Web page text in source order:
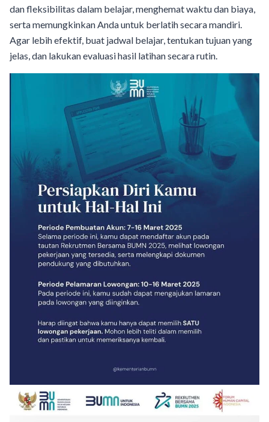
dan fleksibilitas dalam belajar, menghemat waktu dan biaya,
serta memungkinkan Anda untuk berlatih secara mandiri.
Agar lebih efektif, buat jadwal belajar, tentukan tujuan yang
jelas, dan lakukan evaluasi hasil latihan secara rutin.